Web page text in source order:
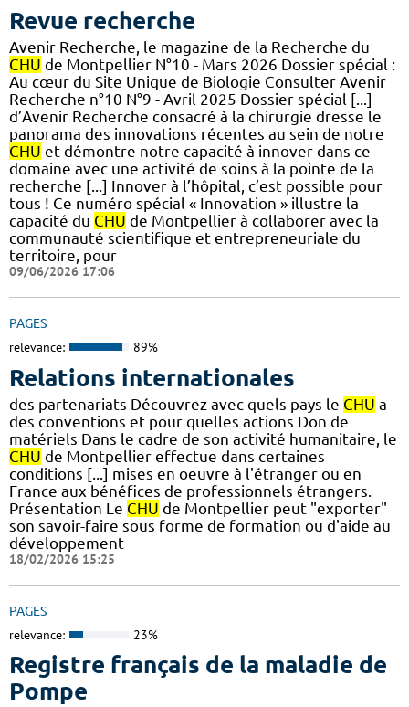
Revue recherche
Avenir Recherche, le magazine de la Recherche du
CHU de Montpellier N°10 - Mars 2026 Dossier spécial :
Au cœur du Site Unique de Biologie Consulter Avenir
Recherche n°10 N°9 - Avril 2025 Dossier spécial [...]
d’Avenir Recherche consacré à la chirurgie dresse le
panorama des innovations récentes au sein de notre
CHU et démontre notre capacité à innover dans ce
domaine avec une activité de soins à la pointe de la
recherche [...] Innover à l’hôpital, c’est possible pour
tous ! Ce numéro spécial « Innovation » illustre la
capacité du CHU de Montpellier à collaborer avec la
communauté scientifique et entrepreneuriale du
territoire, pour
09/06/2026 17:06
PAGES
relevance: 89%
Relations internationales
des partenariats Découvrez avec quels pays le CHU a
des conventions et pour quelles actions Don de
matériels Dans le cadre de son activité humanitaire, le
CHU de Montpellier effectue dans certaines
conditions [...] mises en oeuvre à l'étranger ou en
France aux bénéfices de professionnels étrangers.
Présentation Le CHU de Montpellier peut "exporter"
son savoir-faire sous forme de formation ou d'aide au
développement
18/02/2026 15:25
PAGES
relevance: 23%
Registre français de la maladie de
Pompe